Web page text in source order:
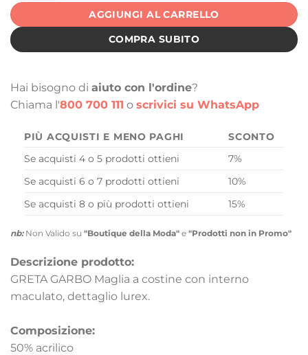
AGGIUNGI AL CARRELLO
COMPRA SUBITO
Hai bisogno di aiuto con l'ordine?
Chiama l'800 700 111 o scrivici su WhatsApp
PIÙ ACQUISTI E MENO PAGHI
SCONTO
Se acquisti 4 o 5 prodotti ottieni
7%
Se acquisti 6 o 7 prodotti ottieni
10%
Se acquisti 8 o più prodotti ottieni
15%
nb:Non Valido su "Boutique della Moda" e "Prodotti non in Promo"
Descrizione prodotto:
GRETA GARBO Maglia a costine con interno
maculato, dettaglio lurex.
Composizione:
50% acrilico